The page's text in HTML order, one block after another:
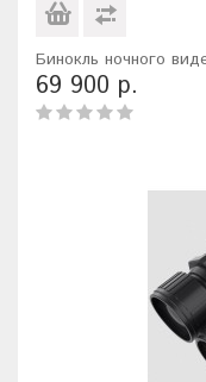
Бинокль ночного
69 900 р.